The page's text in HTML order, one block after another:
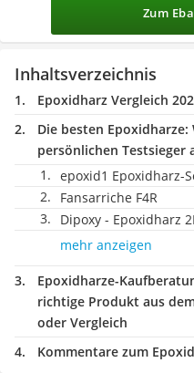
Zum
Inhaltsverzeichnis
Epoxidharz Vergleich
Die besten Epoxidharze:
persönlichen Testsieger
epoxid1 Epoxidharz-
Fansarriche F4R
Dipoxy - Epoxidharz
mehr anzeigen
Epoxidharze-
richtige Produkt aus
oder Vergleich
Kommentare zum